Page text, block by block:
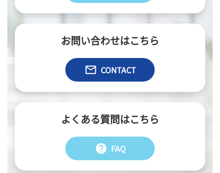
お問い合わせはこちら
email CONTACT
よくある質問はこちら
help FAQ